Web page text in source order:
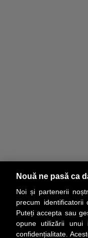
Nouă ne pasă ca
Noi și partenerii
precum identificatorii
Puteți accepta sau
opune utilizării
confidențialitate.